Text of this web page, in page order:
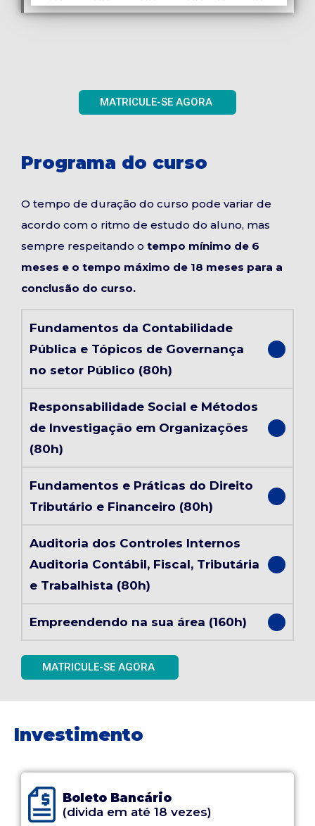
MATRICULE-SE AGORA
Programa do curso
O tempo de duração do curso pode variar de
acordo com o ritmo de estudo do aluno, mas
sempre respeitando o tempo mínimo de 6
meses e o tempo máximo de 18 meses para a
conclusão do curso.
Fundamentos da Contabilidade
Pública e Tópicos de Governança
no setor Público (80h)
Responsabilidade Social e Métodos
de Investigação em Organizações
(80h)
Fundamentos e Práticas do Direito
Tributário e Financeiro (80h)
Auditoria dos Controles Internos
Auditoria Contábil, Fiscal, Tributária
e Trabalhista (80h)
Empreendendo na sua área (160h)
MATRICULE-SE AGORA
Investimento
Boleto Bancário
(divida em até 18 vezes)